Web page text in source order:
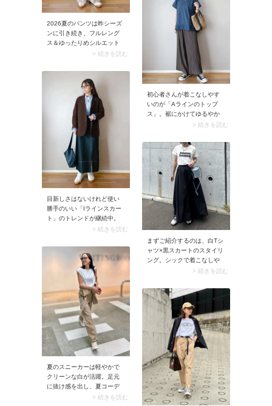
しめる一枚です。
2026夏のパンツは昨シーズ
ンに引き続き、フルレング
ス＆ゆったりめシルエット
が主流。猛暑日でも快適に
サラッとした穿き心地のパ
ンツが人気の傾向です。中
でもランキングの上位に挙
がっているのがイージーパ
ンツ。ウエストゴムでゆる
っとしたパンツはリラクシ
ーなムードたっぷり。ま
た、イージーケア・接触冷
感・速乾など機能性の高い
パンツも注目を集めていま
す。
> 続きを読む
初心者さんが着こなしやす
いのが「Aラインのトップ
ス」。裾にかけてゆるやか
に広がり、気になるウエス
ーできます。加えて40代50
代は生地感にハリがあるも
のを選ぶのがおすすめ。例
えばハリ素材のプルオーバ
ーはボディラインを拾わ
ず、大人のカジュアルコー
デにうってつけですよ。
> 続きを読む
目新しさはないけれど使い
勝手のいい「Iラインスカー
ト」のトレンドが継続中。
今シーズンは伸縮性のある
ュアルなデニム素材や季節
感のあるベロアが人気傾向
です。コーデをスッキリま
とめてくれるのはベーシッ
クなスカートならでは。
> 続きを読む
まずご紹介するのは、白Tシ
ャツ×黒スカートのスタイリ
ング。シックで着こなしや
すいのにメリハリのある配
が地味見えしない、大人に
おすすめの組み合わせで
す。スナップでは黒のフレ
アスカートを合わせて、ク
ールなレディスタイルに。
辛口配色なので、ふんわり
スカートも大人っぽく甘さ
控えめに着こなせますよ。
> 続きを読む
夏のスニーカーは軽やかで
クリーンな白が活躍。足元
に抜け感を出し、夏コーデ
のさりげないアクセントと
> 続きを読む